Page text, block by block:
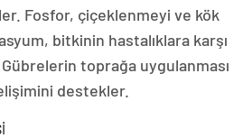
Fosfor, çiçeklenmeyi ve kök
bitkinin hastalıklara karşı
toprağa uygulanması
destekler.